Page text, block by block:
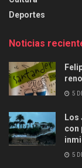
Deportes
Noticias
5
Los
con
5